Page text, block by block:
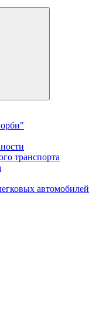
транспорта
автомобилей